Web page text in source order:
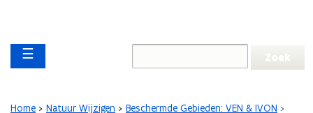
Main navigation
☰
Kruimelpad
Home Natuur Wijzigen
Beschermde Gebieden: VEN & IVON